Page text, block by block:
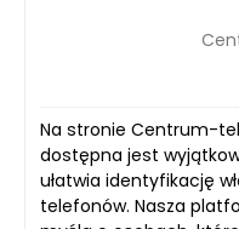
Na stronie Centrum-
dostępna jest
ułatwia identyfikację
telefonów. Nasza